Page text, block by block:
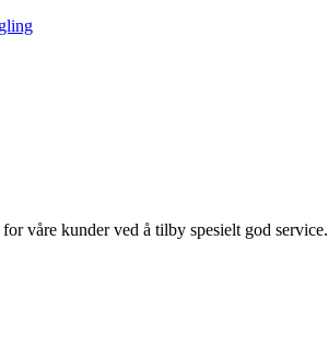
våre kunder ved å tilby spesielt god service.